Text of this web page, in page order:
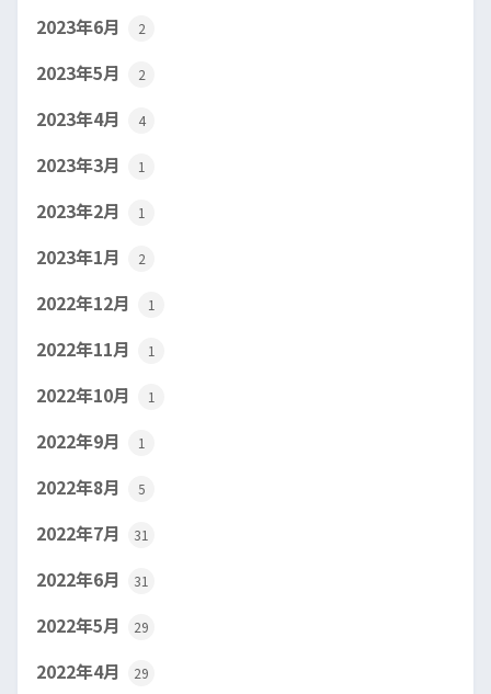
2023年6月 2
2023年5月 2
2023年4月 4
2023年3月 1
2023年2月 1
2023年1月 2
2022年12月 1
2022年11月 1
2022年10月 1
2022年9月 1
2022年8月 5
2022年7月 31
2022年6月 31
2022年5月 29
2022年4月 29